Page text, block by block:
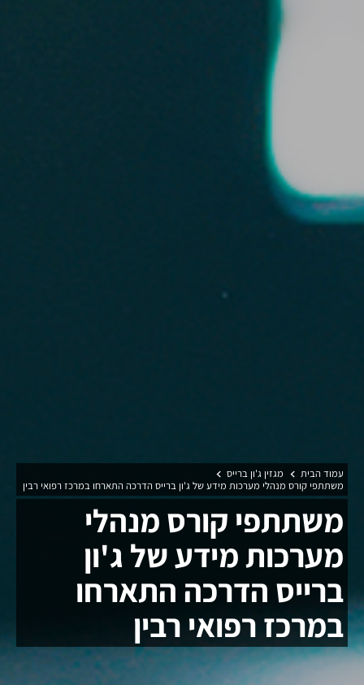
עמוד הבית
מגזין ג'ון ברייס
משתתפי קורס מנהלי מערכות מידע של ג'ון ברייס הדרכה התארחו במרכז רפואי רבין
משתתפי קורס מנהלי
מערכות מידע של ג'ון
ברייס הדרכה התארחו
במרכז רפואי רבין